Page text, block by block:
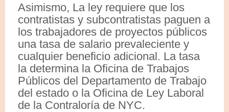
Asimismo, La ley requiere que los
contratistas y subcontratistas paguen a
los trabajadores de proyectos públicos
una tasa de salario prevaleciente y
cualquier beneficio adicional. La tasa
la determina la Oficina de Trabajos
Públicos del Departamento de Trabajo
del estado o la Oficina de Ley Laboral
de la Contraloría de NYC.